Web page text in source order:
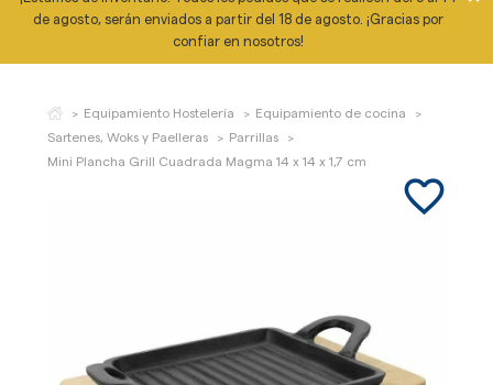
de agosto, serán enviados a partir del 18 de agosto. ¡Gracias por
confiar en nosotros!
Equipamiento Hostelería
Equipamiento de cocina
Sartenes, Woks y Paelleras
Parrillas
Mini Plancha Grill Cuadrada Magma 14 x 14 x 1,7 cm
favorite_border